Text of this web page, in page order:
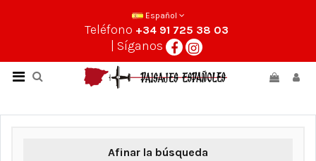
Español
Teléfono +34 91 725 38 03
| Síganos
Afinar la búsqueda